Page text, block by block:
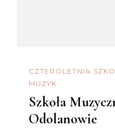
CZTEROLETNIA
MUZYK
Szkoła
Odolanowie